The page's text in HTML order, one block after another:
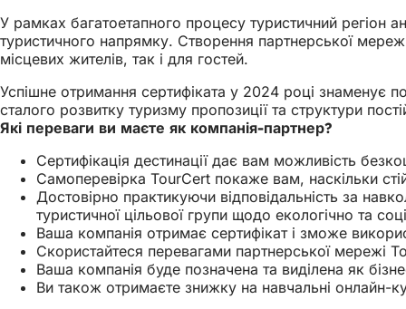
У рамках багатоетапного процесу туристичний регіон
туристичного напрямку. Створення партнерської
місцевих жителів, так і для гостей.
Успішне отримання сертифіката у 2024 році знаменує
сталого розвитку туризму пропозиції та структури
Які переваги ви маєте як компанія-партнер?
Сертифікація дестинації дає вам можливість
Самоперевірка TourCert покаже вам, наскільки
Достовірно практикуючи відповідальність за
туристичної цільової групи щодо екологічно та
Ваша компанія отримає сертифікат і зможе
Скористайтеся перевагами партнерської мережі
Ваша компанія буде позначена та виділена як
Ви також отримаєте знижку на навчальні онлайн-